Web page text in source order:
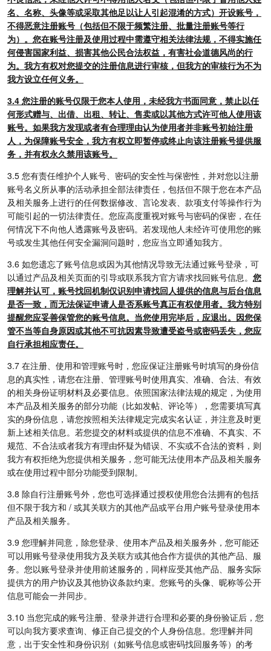
名、名称、头像等或采取其他足以让人引起混淆的方式）开设账号，
不得恶意注册账号（包括但不限于频繁注册、批量注册账号等行
为）。您在账号注册及使用过程中需遵守相关法律法规，不得实施任
何侵害国家利益、损害其他公民合法权益，有害社会道德风尚的行
为。我方有权对您提交的注册信息进行审核，但我方的审核行为不为
我方设立任何义务。
3.4 您注册的账号仅限于您本人使用，未经我方书面同意，禁止以任
何形式赠与、出借、出租、转让、售卖或以其他方式许可他人使用该
账号。如果我方发现或者有合理理由认为使用者并非账号初始注册
人，为保障账号安全，我方有权立即暂停或终止向该注册账号提供服
务，并有权永久禁用该账号。
3.5 您有责任维护个人账号、密码的安全性与保密性，并对您以注册
账号名义所从事的活动承担全部法律责任，包括但不限于您在本产品
及相关服务上进行的任何数据修改、言论发表、款项支付等操作行为
可能引起的一切法律责任。您应高度重视对账号与密码的保密，在任
何情况下不向他人透露账号及密码。若发现他人未经许可使用您的账
号或发生其他任何安全漏洞问题时，您应当立即通知我方。
3.6 如您遗忘了账号信息或因为其他情况导致无法通过账号登录，可
以通过产品及相关页面的引导或联系我方官方请求找回账号信息。 您
理解并认可，账号找回机制仅识别申请找回人提供的信息与后台信息
是否一致，而无法保证申请人是否系账号真正有权使用者。我方特别
提醒您应妥善保管您的账号信息。当您使用完毕后，应退出。因您保
管不当等自身原因或其他不可抗因素导致遭受盗号或密码丢失，您应
自行承担相应责任。
3.7 在注册、使用和管理账号时，您应保证注册账号时填写的身份信
息的真实性，请您在注册、管理账号时使用真实、准确、合法、有效
的相关身份证明材料及必要信息。依照国家法律法规的规定，为使用
本产品及相关服务的部分功能（比如发帖、评论等），您需要填写真
实的身份信息，请您按照相关法律规定完成实名认证，并注意及时更
新上述相关信息。若您提交的材料或提供的信息不准确、不真实、不
规范、不合法或者我方有理由怀疑为错误、不实或不合法的资料，则
我方有权拒绝为您提供相关服务，您可能无法使用本产品及相关服务
或在使用过程中部分功能受到限制。
3.8 除自行注册账号外，您也可选择通过授权使用您合法拥有的包括
但不限于我方和 / 或其关联方的其他产品或平台用户账号登录使用本
产品及相关服务。
3.9 您理解并同意，除您登录、使用本产品及相关服务外，您可能还
可以用账号登录使用我方及关联方或其他合作方提供的其他产品、服
务。您以账号登录并使用前述服务的，同样应受其他产品、服务实际
提供方的用户协议及其他协议条款约束。您账号的头像、昵称等公开
信息可能会一并同步。
3.10 当您完成的账号注册、登录并进行合理和必要的身份验证后，您
可以向我方要求查询、修正自己提交的个人身份信息。您理解并同
意，出于安全性和身份识别（如账号信息或密码找回服务等）的考